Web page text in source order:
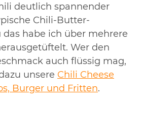
deutlich spannender
Chili-Butter-
das habe ich über mehrere
Wer den
auch flüssig mag,
unsere Chili Cheese
Burger und Fritten.